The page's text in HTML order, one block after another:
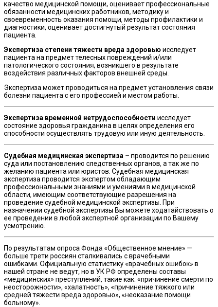
качество медицинской помощи, оценивает профессиональные
обязанности медицинских работников, методику и
своевременность оказания помощи, методы профилактики и
диагностики, оценивает достигнутый результат состояния
пациента.
Экспертиза степени тяжести вреда здоровью исследует
пациента на предмет телесных повреждений и/или
патологического состояния, возникшего в результате
воздействия различных факторов внешней среды.
Экспертиза может проводиться на предмет установления связи
болезни пациента с его профессией и местом работы.
Экспертиза временной нетрудоспособности исследует
состояние здоровья гражданина в целях определения его
способности осуществлять трудовую или иную деятельность.
Судебная медицинская экспертиза – проводится по решению
суда или постановлению следственных органов, а так же по
желанию пациента или юристов. Судебная медицинская
экспертиза проводится экспертом обладающим
профессиональными знаниями и умениями в медицинской
области, имеющим соответствующие разрешения на
проведение судебной медицинской экспертизы. При
назначении судебной экспертизы Вы можете ходатайствовать о
ее проведении в любой экспертной организации по Вашему
усмотрению.
По результатам опроса Фонда «Общественное мнение» —
больше трети россиян сталкивались с врачебными
ошибками. Официальную статистику «врачебных ошибок» в
нашей стране не ведут, но в УК РФ определены составы
«медицинских» преступлений, такие как: «причинение смерти по
неосторожности», «халатность», «причинение тяжкого или
средней тяжести вреда здоровью», «неоказание помощи
больному».